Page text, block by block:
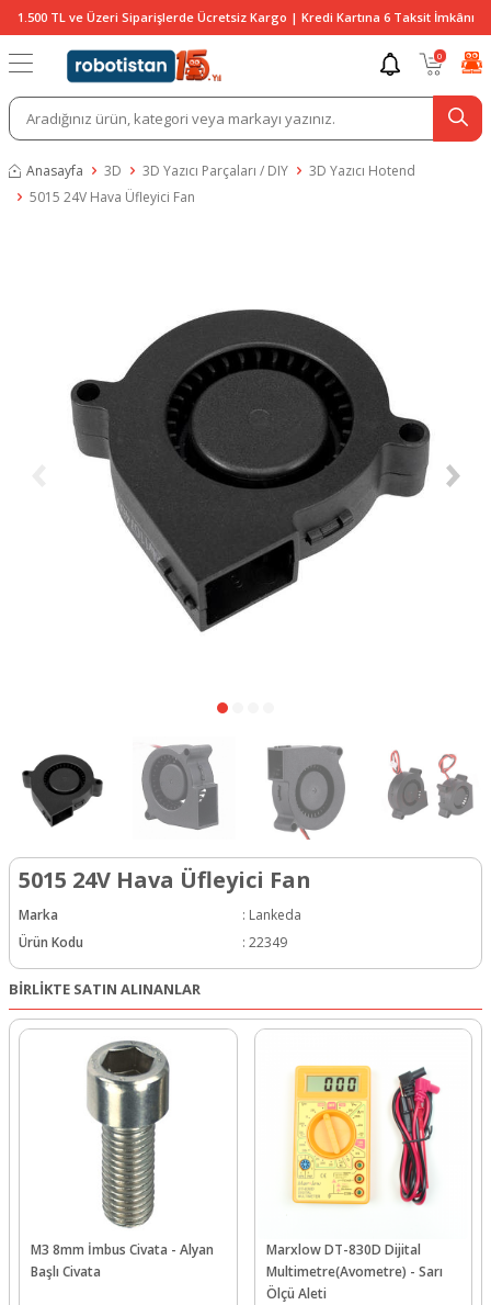
1.500 TL ve Üzeri Siparişlerde Ücretsiz Kargo | Kredi Kartına 6 Taksit İmkânı
0
Anasayfa 3D 3D Yazıcı Parçaları / DIY
3D Yazıcı Hotend
5015 24V Hava Üfleyici Fan
5015 24V Hava Üfleyici Fan
Marka : Lankeda
Ürün Kodu
: 22349
BİRLİKTE SATIN ALINANLAR
M3 8mm İmbus Civata - Alyan
Başlı Civata
Marxlow DT-830D Dijital
Multimetre(Avometre) - Sarı
Ölçü Aleti